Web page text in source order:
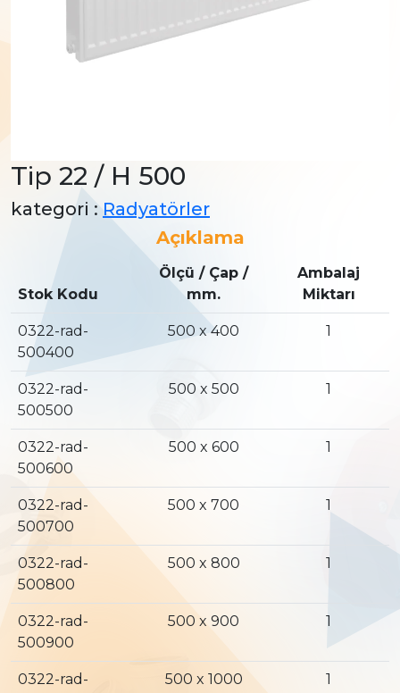
Tip 22 / H 500
kategori : Radyatörler
Açıklama
Stok Kodu
Ölçü / Çap /
mm.
Ambalaj
Miktarı
0322-rad-
500400
500 x 400 1
0322-rad-
500500
500 x 500 1
0322-rad-
500600
500 x 600 1
0322-rad-
500700
500 x 700 1
0322-rad-
500800
500 x 800 1
0322-rad-
500900
500 x 900 1
0322-rad-
500 x 1000 1